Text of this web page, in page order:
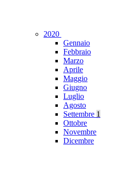
2020
Gennaio
Febbraio
Marzo
Aprile
Maggio
Giugno
Luglio
Agosto
Settembre 1
Ottobre
Novembre
Dicembre